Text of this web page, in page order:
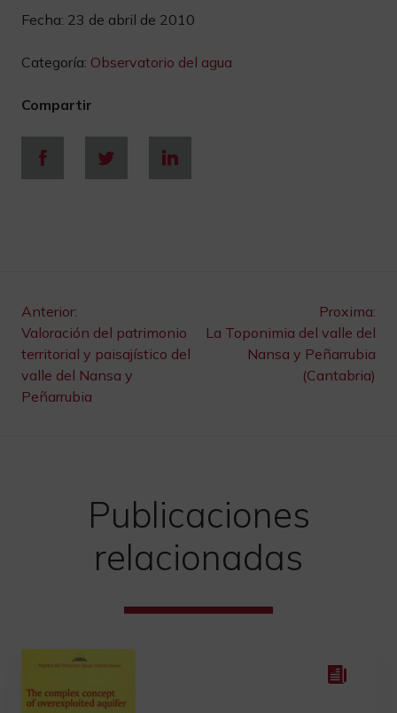
Fecha: 23 de abril de 2010
Categoría: Observatorio del agua
Compartir
Navegación
de
entradas
Anterior:
Valoración del patrimonio
territorial y paisajístico del
valle del Nansa y
Peñarrubia
Proxima:
La Toponimia del valle del
Nansa y Peñarrubia
(Cantabria)
Publicaciones
relacionadas